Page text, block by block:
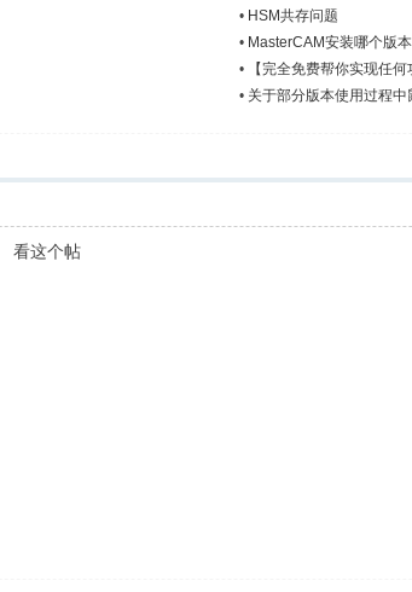
• HSM共存问题
• MasterCAM安装哪个版
•
【完全免费帮你实现任何
• 关于部分版本使用过程
看这个帖